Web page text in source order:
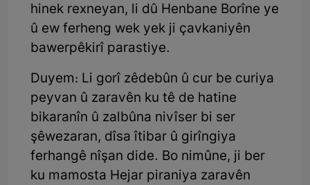
hinek rexneyan, li dû Henbane Borîne ye
û ew ferheng wek yek ji çavkaniyên
bawerpêkirî parastiye.
Duyem: Li gorî zêdebûn û cur be curiya
peyvan û zaravên ku tê de hatine
bikaranîn û zalbûna nivîser bi ser
şêwezaran, dîsa îtibar û girîngiya
ferhangê nîşan dide. Bo nimûne, ji ber
ku mamosta Hejar piraniya zaravên